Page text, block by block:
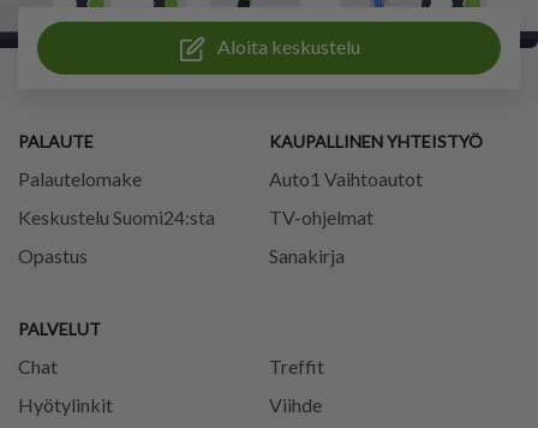
Aloita keskustelu
PALAUTE
Palautelomake
Keskustelu Suomi24:sta
Opastus
PALVELUT
Chat
Treffit
Hyötylinkit
Viihde
KAUPALLINEN YHTEISTYÖ
Auto1 Vaihtoautot
TV-ohjelmat
Sanakirja